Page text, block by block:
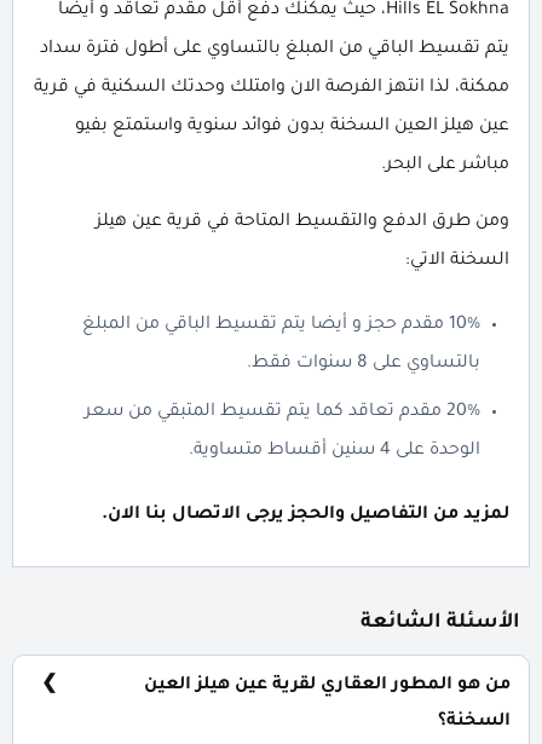
Hills EL Sokhna، حيث يمكنك دفع أقل مقدم تعاقد و أيضا
يتم تقسيط الباقي من المبلغ بالتساوي على أطول فترة سداد
ممكنة، لذا انتهز الفرصة الان وامتلك وحدتك السكنية في قرية
عين هيلز العين السخنة بدون فوائد سنوية واستمتع بفيو
مباشر على البحر.
ومن طرق الدفع والتقسيط المتاحة في قرية عين هيلز
السخنة الاتي:
10% مقدم حجز و أيضا يتم تقسيط الباقي من المبلغ
بالتساوي على 8 سنوات فقط.
20% مقدم تعاقد كما يتم تقسيط المتبقي من سعر
الوحدة على 4 سنين أقساط متساوية.
لمزيد من التفاصيل والحجز يرجى الاتصال بنا الان.
الأسئلة الشائعة
من هو المطور العقاري لقرية عين هيلز العين
السخنة؟